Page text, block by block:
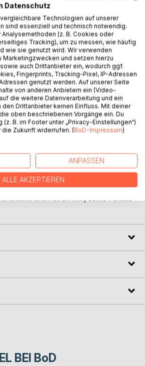
WARENKORB
Die weiße Hündin
trifft auf den Straßenhund Raus, der
Gemeinsam entdecken sie
BEI BoD
Datenschutz
Technologien auf unserer
sind essenziell und technisch notwendig.
(z. B. Cookies oder
Tracking), um zu messen, wie häufig
wie sie genutzt wird. Wir verwenden
Marketingzwecken und setzen hierzu
auch Drittanbieter ein, wodurch ggf.
Fingerprints, Tracking-Pixel, IP-Adressen
genutzt werden. Auf unserer Seite
von anderen Anbietern ein (Video-
die weitere Datenverarbeitung und ein
Drittanbieter keinen Einfluss. Mit deiner
oben beschriebenen Vorgänge ein. Du
B. im Footer unter „Privacy-Einstellungen“)
Zukunft widerrufen. (BoD-Impressum)
ANPASSEN
ALLE AKZEPTIEREN